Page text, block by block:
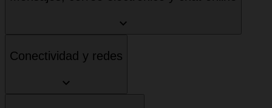
Conectividad y redes